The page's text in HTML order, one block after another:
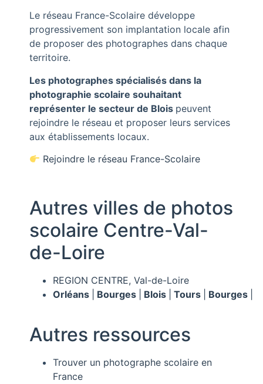
Le réseau France-Scolaire développe
progressivement son implantation locale afin
de proposer des photographes dans chaque
territoire.
Les photographes spécialisés dans la
photographie scolaire souhaitant
représenter le secteur de Blois peuvent
rejoindre le réseau et proposer leurs services
aux établissements locaux.
Rejoindre le réseau France-Scolaire
Autres villes de photos
scolaire Centre-Val-
de-Loire
REGION CENTRE, Val-de-Loire
Orléans
Bourges Blois Tours Bourges
Autres ressources
Trouver un photographe scolaire en
France